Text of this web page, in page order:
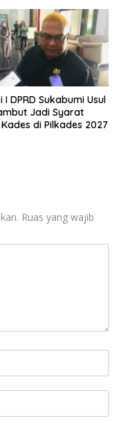
I DPRD Sukabumi Usul
Jadi Syarat
di Pilkades 2027
Ruas yang wajib